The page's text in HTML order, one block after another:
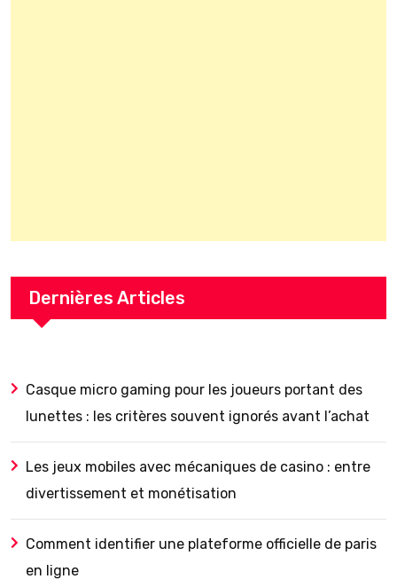
Dernières Articles
Casque micro gaming pour les joueurs portant des
lunettes : les critères souvent ignorés avant l’achat
Les jeux mobiles avec mécaniques de casino : entre
divertissement et monétisation
Comment identifier une plateforme officielle de paris
en ligne